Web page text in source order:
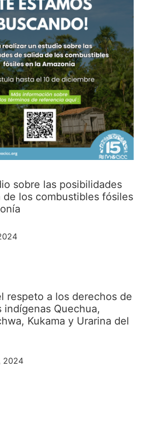
sobre las posibilidades
de los combustibles fósiles
respeto a los derechos de
indígenas Quechua,
Kukama y Urarina del
2024